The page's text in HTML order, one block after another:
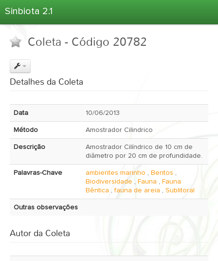
Sinbiota 2.1
Informações Ambientais
Coletas
Atlas 2.1
Estatísticas
Login
Coleta - Código 20782
Detalhes da Coleta
Data 10/06/2013
Método Amostrador Cilindrico
Descrição
Amostrador Cilíndrico de 10 cm de
diâmetro por 20 cm de profundidade.
Palavras-Chave ambientes marinho , Bentos ,
Biodiversidade , Fauna , Fauna
Bêntica ,fauna de areia , Sublitoral
Outras observações
Autor da Coleta